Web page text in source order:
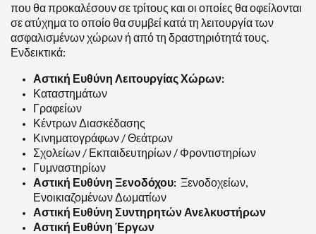
που θα προκαλέσουν σε τρίτους και οι οποίες θα οφείλονται
σε ατύχημα το οποίο θα συμβεί κατά τη λειτουργία των
ασφαλισμένων χώρων ή από τη δραστηριότητά τους.
Ενδεικτικά:
Αστική Ευθύνη Λειτουργίας Χώρων:
Καταστημάτων
Γραφείων
Κέντρων Διασκέδασης
Κινηματογράφων / Θεάτρων
Σχολείων / Εκπαιδευτηρίων / Φροντιστηρίων
Γυμναστηρίων
Αστική Ευθύνη Ξενοδόχου: Ξενοδοχείων,
Ενοικιαζομένων Δωματίων
Αστική Ευθύνη Συντηρητών Ανελκυστήρων
Αστική Ευθύνη Έργων